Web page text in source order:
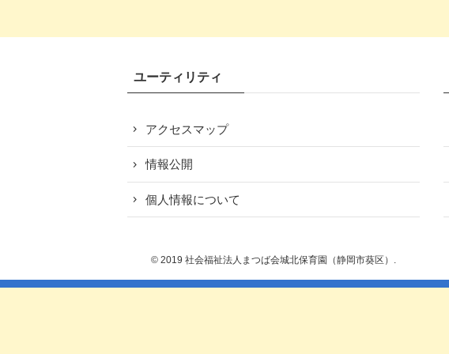
ユーティリティ
アクセスマップ
情報公開
個人情報について
© 2019 社会福祉法人まつば会城北保育園（静岡市葵区）.